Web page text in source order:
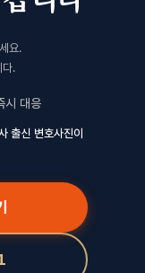
요.
다.
시 대응
출신 변호사진이